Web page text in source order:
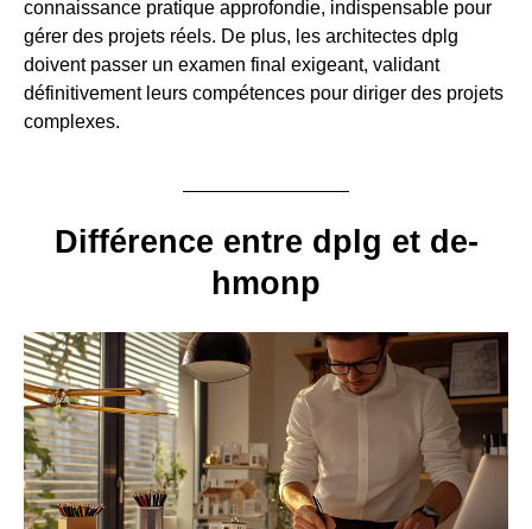
connaissance pratique approfondie, indispensable pour
gérer des projets réels. De plus, les architectes dplg
doivent passer un examen final exigeant, validant
définitivement leurs compétences pour diriger des projets
complexes.
Différence entre dplg et de-
hmonp